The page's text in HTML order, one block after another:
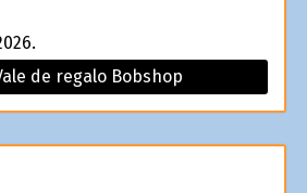
de regalo Bobshop